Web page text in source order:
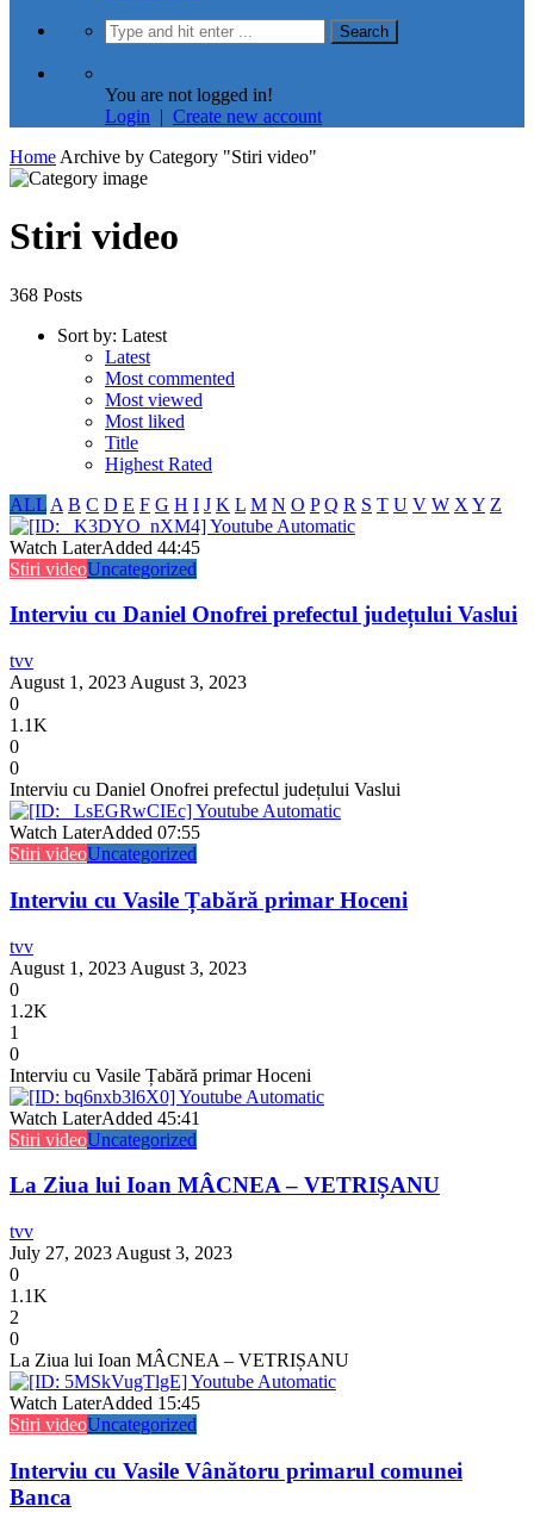
You are not logged in!
Login | Create new account
Home Archive by Category "Stiri video"
Stiri video
368 Posts
Sort by: Latest
Latest
Most commented
Most viewed
Most liked
Title
Highest Rated
ALL A B C D E F G H I J K L M N O P Q R S T U V W X Y Z
Watch LaterAdded 44:45
Stiri videoUncategorized
Interviu cu Daniel Onofrei prefectul județului Vaslui
tvv
August 1, 2023 August 3, 2023
0
1.1K
0
0
Interviu cu Daniel Onofrei prefectul județului Vaslui
Watch LaterAdded 07:55
Stiri videoUncategorized
Interviu cu Vasile Țabără primar Hoceni
tvv
August 1, 2023 August 3, 2023
0
1.2K
1
0
Interviu cu Vasile Țabără primar Hoceni
Watch LaterAdded 45:41
Stiri videoUncategorized
La Ziua lui Ioan MÂCNEA – VETRIȘANU
tvv
July 27, 2023 August 3, 2023
0
1.1K
2
0
La Ziua lui Ioan MÂCNEA – VETRIȘANU
Watch LaterAdded 15:45
Stiri videoUncategorized
Interviu cu Vasile Vânătoru primarul comunei
Banca